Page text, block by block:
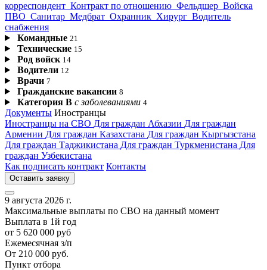
корреспондент Контракт по отношению Фельдшер Войска
ПВО Санитар Медбрат Охранник Хирург Водитель
снабжения
Командные 21
Технические 15
Род войск 14
Водители 12
Врачи 7
Гражданские вакансии 8
Категория В с заболеваниями 4
Документы Иностранцы
Иностранцы на СВО Для граждан Абхазии Для граждан
Армении Для граждан Казахстана Для граждан Кыргызстана
Для граждан Таджикистана Для граждан Туркменистана Для
граждан Узбекистана
Как подписать контракт Контакты
Оставить заявку
9 августа 2026 г.
Максимальные выплаты по СВО на данный момент
Выплата в 1й год
от 5 620 000 руб
Ежемесячная з/п
От 210 000 руб.
Пункт отбора